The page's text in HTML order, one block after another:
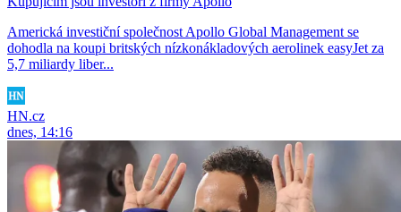
Americká investiční společnost Apollo Global Management se
dohodla na koupi britských nízkonákladových aerolinek easyJet za
5,7 miliardy liber...
HN.cz
dnes, 14:16